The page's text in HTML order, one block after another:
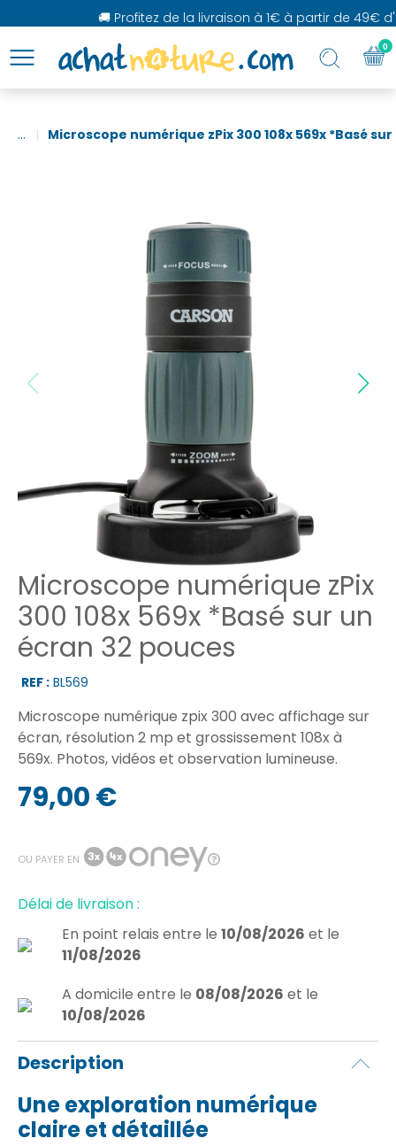
🚚 Profitez de la livraison à 1€ à partir de 49€
... Microscope numérique zPix 300 108x 569x *Basé
Microscope numérique zPix
300 108x 569x *Basé sur un
écran 32 pouces
REF : BL569
Microscope numérique zpix 300 avec affichage sur
écran, résolution 2 mp et grossissement 108x à
569x. Photos, vidéos et observation lumineuse.
79,00 €
OU PAYER EN
Délai de livraison :
En point relais entre le 10/08/2026 et le
11/08/2026
A domicile entre le 08/08/2026 et le
10/08/2026
Description
Une exploration numérique
claire et détaillée
0